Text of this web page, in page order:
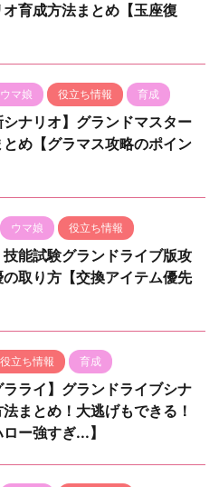
育成方法まとめ【玉座復
ウマ娘 役立ち情報 育成
シナリオ】グランドマスター
め【グラマス攻略のポイン
ウマ娘 役立ち情報
技能試験グランドライブ版攻
取り方【交換アイテム優先
役立ち情報 育成
ラライ】グランドライブシナ
まとめ！大逃げもできる！
ロー強すぎ...】